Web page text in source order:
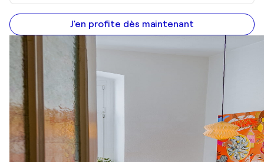
J'en profite dès maintenant